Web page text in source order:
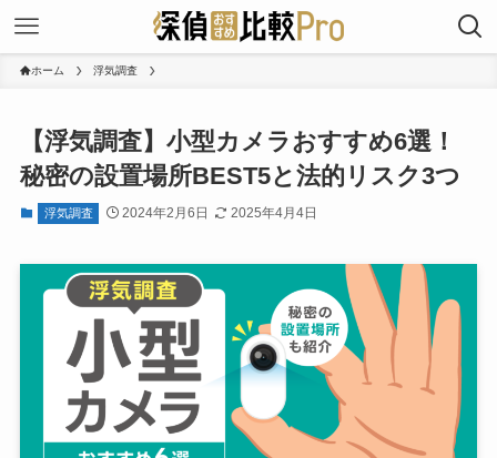
ホーム 浮気調査
【浮気調査】小型カメラおすすめ6選！
秘密の設置場所BEST5と法的リスク3つ
浮気調査 2024年2月6日 2025年4月4日